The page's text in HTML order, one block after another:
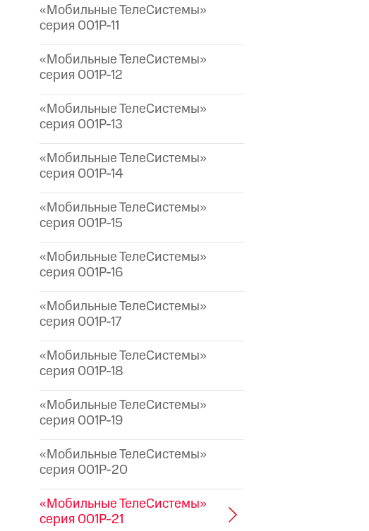
«Мобильные ТелеСистемы»
серия 001P-11
«Мобильные ТелеСистемы»
серия 001P-12
«Мобильные ТелеСистемы»
серия 001P-13
«Мобильные ТелеСистемы»
серия 001P-14
«Мобильные ТелеСистемы»
серия 001P-15
«Мобильные ТелеСистемы»
серия 001P-16
«Мобильные ТелеСистемы»
серия 001P-17
«Мобильные ТелеСистемы»
серия 001P-18
«Мобильные ТелеСистемы»
серия 001P-19
«Мобильные ТелеСистемы»
серия 001P-20
«Мобильные ТелеСистемы»
серия 001P-21